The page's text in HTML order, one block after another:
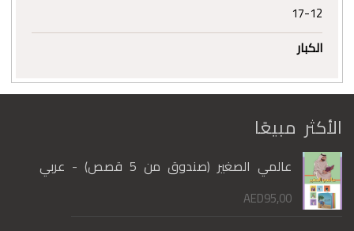
17-12
الكبار
الأكثر مبيعًا
عالمي الصغير (صندوق من 5 قصص) - عربي
AED95,00